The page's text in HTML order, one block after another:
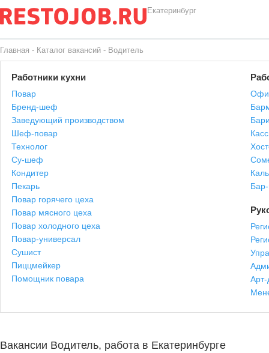
Екатеринбург
Главная - Каталог вакансий - Водитель
Работники кухни
Повар
Бренд-шеф
Заведующий производством
Шеф-повар
Технолог
Су-шеф
Кондитер
Пекарь
Повар горячего цеха
Повар мясного цеха
Повар холодного цеха
Повар-универсал
Сушист
Пиццмейкер
Помощник повара
Арт-
Вакансии Водитель, работа в Екатеринбурге